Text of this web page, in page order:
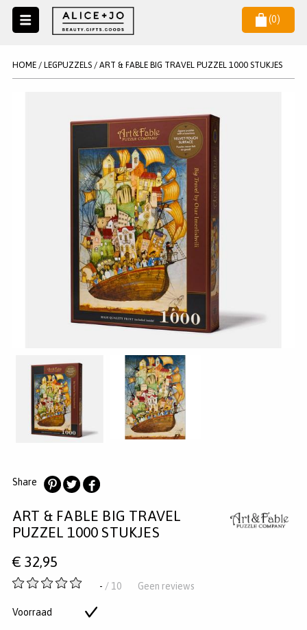
(0)
MAKE UP ACCESSOIRES
REGISTREREN
HELP
KLANTENSERVICE
HOME/ LEGPUZZELS/ ART & FABLE BIG TRAVEL PUZZEL 1000 STUKJES
Share
op
Pinterest
op
Twitter
op
Facebook
ART & FABLE BIG TRAVEL
PUZZEL 1000 STUKJES
€ 32,95
-
5
- / 10 Geen reviews
Voorraad
NIEUWSBRIEF
AANMELDEN